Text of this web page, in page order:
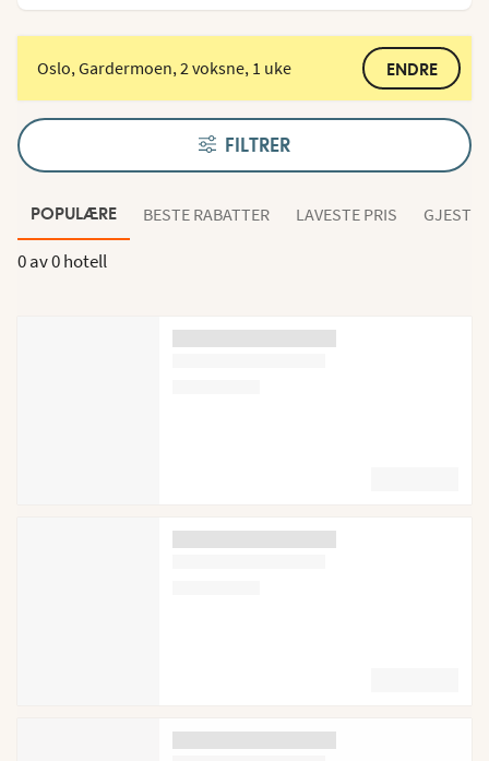
Oslo, Gardermoen, 2 voksne, 1 uke ENDRE
FILTRER
POPULÆRE BESTE RABATTER LAVESTE PRIS
0 av0 hotell